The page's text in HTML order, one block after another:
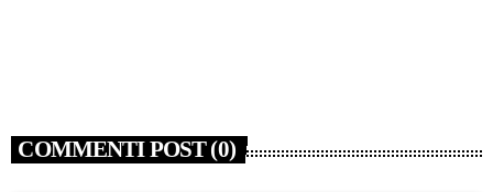
COMMENTI POST (0)